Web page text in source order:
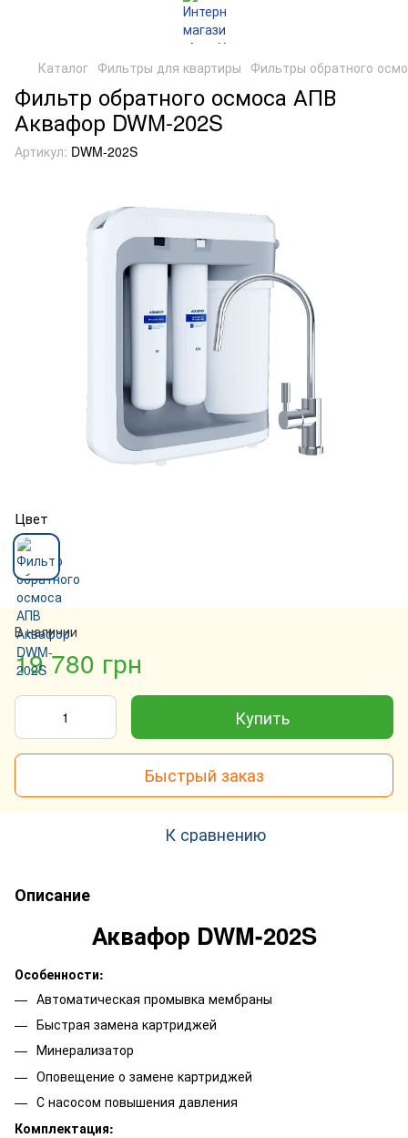
Каталог Фильтры для квартиры Фильтры обратного
Фильтр обратного осмоса АПВ
Аквафор DWM-202S
Артикул: DWM-202S
Цвет
В наличии
19 780 грн
Купить
Быстрый заказ
К сравнению
Описание
Аквафор DWM-202S
Особенности:
Автоматическая промывка мембраны
Быстрая замена картриджей
Минерализатор
Оповещение о замене картриджей
С насосом повышения давления
Комплектация: